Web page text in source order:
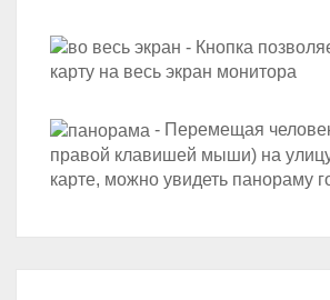
- Кнопка
карту на весь экран монитора
- Перемещая
правой клавишей мыши) на
карте, можно увидеть панораму